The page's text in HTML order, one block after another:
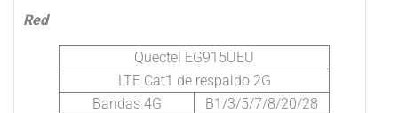
Red
Quectel EG915UEU
LTE Cat1 de respaldo 2G
Bandas 4G
B1/3/5/7/8/20/28